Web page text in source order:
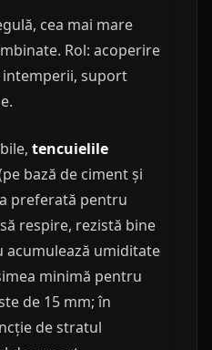
cea mai mare
Rol: acoperire
suport
tencuielile
bază de ciment și
preferată pentru
respire, rezistă bine
acumulează umiditate
minimă pentru
de 15 mm; în
de stratul